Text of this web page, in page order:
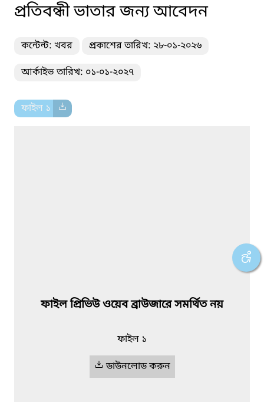
প্রতিবন্ধী ভাতার জন্য আবেদন
কন্টেন্ট: খবর প্রকাশের তারিখ: ২৮-০১-২০২৬
আর্কাইভ তারিখ: ০১-০১-২০২৭
ফাইল ১
ফাইল প্রিভিউ ওয়েব ব্রাউজারে সমর্থিত নয়
ফাইল ১
ডাউনলোড করুন